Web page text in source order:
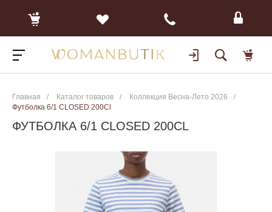
Главная / Каталог товаров / Коллекция Весна-Лето 2026
/
Футболка 6/1 CLOSED 200Cl
ФУТБОЛКА 6/1 CLOSED 200CL